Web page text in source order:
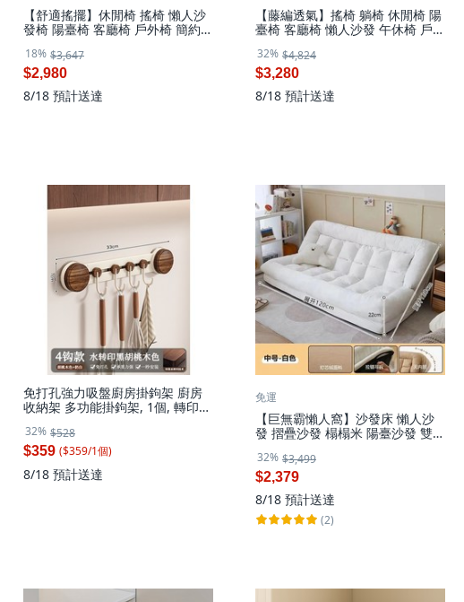
【舒適搖擺】休閒椅 搖椅 懶人沙
發椅 陽臺椅 客廳椅 戶外椅 簡約風
放鬆必備, 1件, 綠色
18% $3,647
$2,980
8/18 預計送達
【藤編透氣】搖椅 躺椅 休閒椅 陽
臺椅 客廳椅 懶人沙發 午休椅 戶外
承重穩固 居家必備, 1件, 无
32% $4,824
$3,280
8/18 預計送達
免打孔強力吸盤廚房掛鉤架 廚房
收納架 多功能掛鉤架, 1個, 轉印胡
32% $528
$359 ($359/1個)
8/18 預計送達
免運
【巨無霸懶人窩】沙發床 懶人沙
發 摺疊沙發 榻榻米 陽臺沙發 雙人
功能 臥室客廳適用, 米白色 燈芯絨
小號狗窩
32% $3,499
$2,379
8/18 預計送達
(2)